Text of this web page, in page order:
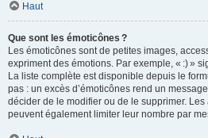
Haut
Que sont les émoticônes ?
Les émoticônes sont de petites images,
expriment des émotions. Par exemple, « :) »
La liste complète est disponible depuis le
pas : un excès d’émoticônes rend un
décider de le modifier ou de le supprimer.
peuvent également limiter leur nombre par